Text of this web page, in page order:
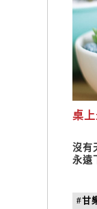
桌
沒有
永遠
#甘